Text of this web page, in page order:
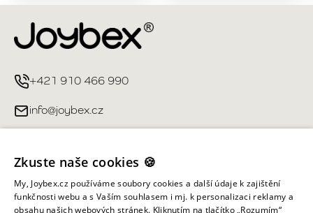
+421 910 466 990
info@joybex.cz
Můj účet
Zkuste naše cookies 🍪
My, Joybex.cz používáme soubory cookies a další údaje k zajištění
funkčnosti webu a s Vaším souhlasem i mj. k personalizaci reklamy a
obsahu našich webových stránek. Kliknutím na tlačítko „Rozumím“